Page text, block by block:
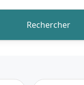
Rechercher